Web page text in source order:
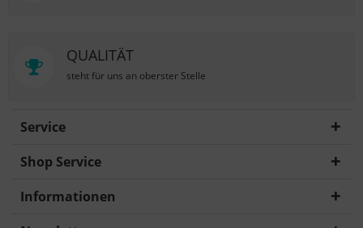
QUALITÄT
steht für uns an oberster Stelle
Service
Shop Service
Informationen